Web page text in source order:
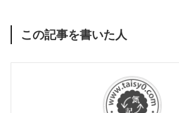
この記事を書いた人